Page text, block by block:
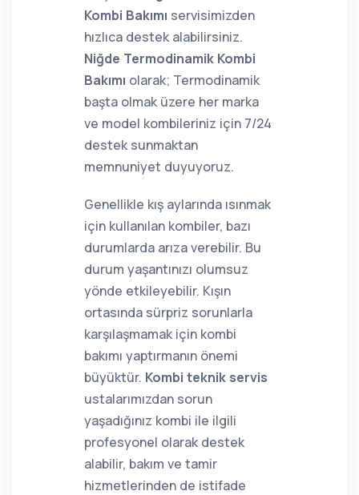
Kombi Bakımı servisimizden
hızlıca destek alabilirsiniz.
Niğde Termodinamik Kombi
Bakımı olarak; Termodinamik
başta olmak üzere her marka
ve model kombileriniz için 7/24
destek sunmaktan
memnuniyet duyuyoruz.
Genellikle kış aylarında ısınmak
için kullanılan kombiler, bazı
durumlarda arıza verebilir. Bu
durum yaşantınızı olumsuz
yönde etkileyebilir. Kışın
ortasında sürpriz sorunlarla
karşılaşmamak için kombi
bakımı yaptırmanın önemi
büyüktür. Kombi teknik servis
ustalarımızdan sorun
yaşadığınız kombi ile ilgili
profesyonel olarak destek
alabilir, bakım ve tamir
hizmetlerinden de istifade